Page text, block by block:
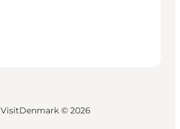
VisitDenmark © 2026